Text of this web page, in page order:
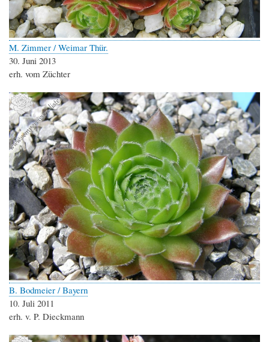
M. Zimmer / Weimar Thür.
30. Juni 2013
erh. vom Züchter
B. Bodmeier / Bayern
10. Juli 2011
erh. v. P. Dieckmann